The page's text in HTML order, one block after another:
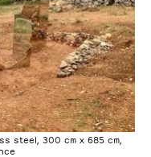
steel, 300 cm x 685 cm,